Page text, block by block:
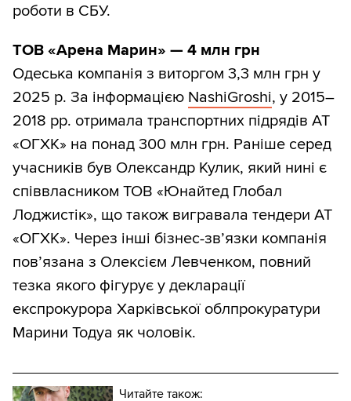
роботи в СБУ.
ТОВ «Арена Марин» — 4 млн грн
Одеська компанія з виторгом 3,3 млн грн у
2025 р. За інформацією NashiGroshi, у 2015–
2018 рр. отримала транспортних підрядів АТ
«ОГХК» на понад 300 млн грн. Раніше серед
учасників був Олександр Кулик, який нині є
співвласником ТОВ «Юнайтед Глобал
Лоджистік», що також вигравала тендери АТ
«ОГХК». Через інші бізнес-зв’язки компанія
пов’язана з Олексієм Левченком, повний
тезка якого фігурує у декларації
експрокурора Харківської облпрокуратури
Марини Тодуа як чоловік.
Читайте також: